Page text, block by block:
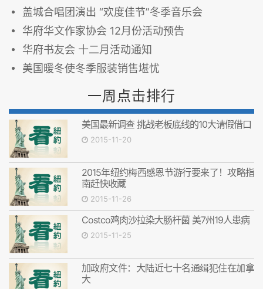
盖城合唱团演出 “欢度佳节”冬季音乐会
华府华文作家协会 12月份活动预告
华府书友会 十二月活动通知
美国暖冬使冬季服装销售堪忧
一周点击排行
美国最新调查 挑战老板底线的10大请假借口
2015-11-20
2015年纽约梅西感恩节游行要来了！攻略指
南赶快收藏
2015-11-26
Costco鸡肉沙拉染大肠杆菌 美7州19人患病
2015-11-25
加政府文件：大陆近七十名通缉犯住在加拿
大